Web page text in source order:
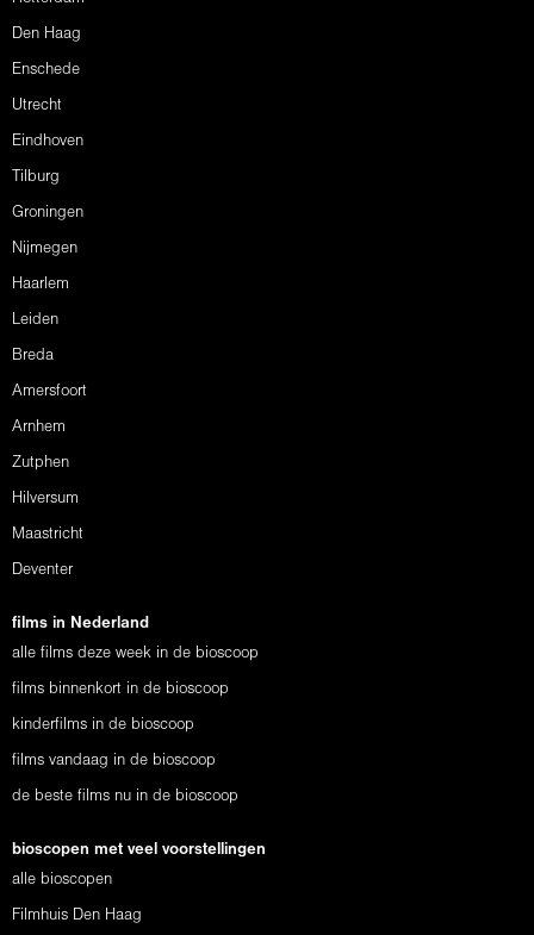
Den Haag
Enschede
Utrecht
Eindhoven
Tilburg
Groningen
Nijmegen
Haarlem
Leiden
Breda
Amersfoort
Arnhem
Zutphen
Hilversum
Maastricht
Deventer
films in Nederland
alle films deze week in de bioscoop
films binnenkort in de bioscoop
kinderfilms in de bioscoop
films vandaag in de bioscoop
de beste films nu in de bioscoop
bioscopen met veel voorstellingen
alle bioscopen
Filmhuis Den Haag